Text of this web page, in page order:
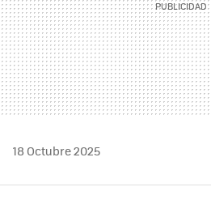
18 Octubre 2025